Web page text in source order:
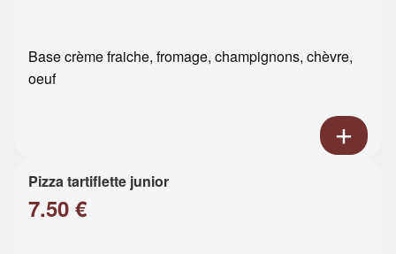
Base crème fraiche, fromage, champignons, chèvre,
oeuf
Pizza tartiflette junior
7.50 €